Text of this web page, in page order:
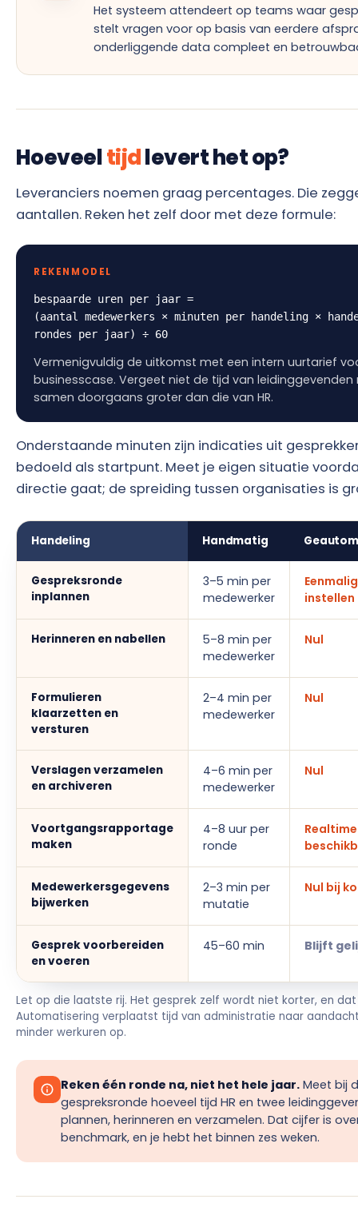
Het systeem attendeert op teams waar
stelt vragen voor op basis van eerdere
onderliggende data compleet en
Hoeveeltijdlevert het op?
Leveranciers noemen graag percentages. Die
aantallen. Reken het zelf door met deze formule:
REKENMODEL
bespaarde uren per jaar =
(aantal medewerkers × minuten per handeling ×
rondes per jaar) ÷ 60
Vermenigvuldig de uitkomst met een intern uurtarief
businesscase. Vergeet niet de tijd van
samen doorgaans groter dan die van HR.
Onderstaande minuten zijn indicaties uit
bedoeld als startpunt. Meet je eigen situatie
directie gaat; de spreiding tussen organisaties is
Handeling Handmatig
Gespreksronde
inplannen
3–5 min per
medewerker
Eenmalig
instellen
Herinneren en nabellen
5–8 min per
medewerker
Nul
Formulieren
klaarzetten en
versturen
2–4 min per
medewerker
Nul
Verslagen verzamelen
en archiveren
4–6 min per
medewerker
Nul
Voortgangsrapportage
maken
4–8 uur per
ronde
Realtime
Medewerkersgegevens
bijwerken
2–3 min per
mutatie
Nul bij
Gesprek voorbereiden
en voeren
45–60 min Blijft
Let op die laatste rij. Het gesprek zelf wordt niet korter, en
Automatisering verplaatst tijd van administratie naar
minder werkuren op.
Reken één ronde na, niet het hele jaar. Meet bij
gespreksronde hoeveel tijd HR en twee
plannen, herinneren en verzamelen. Dat cijfer is
benchmark, en je hebt het binnen zes weken.